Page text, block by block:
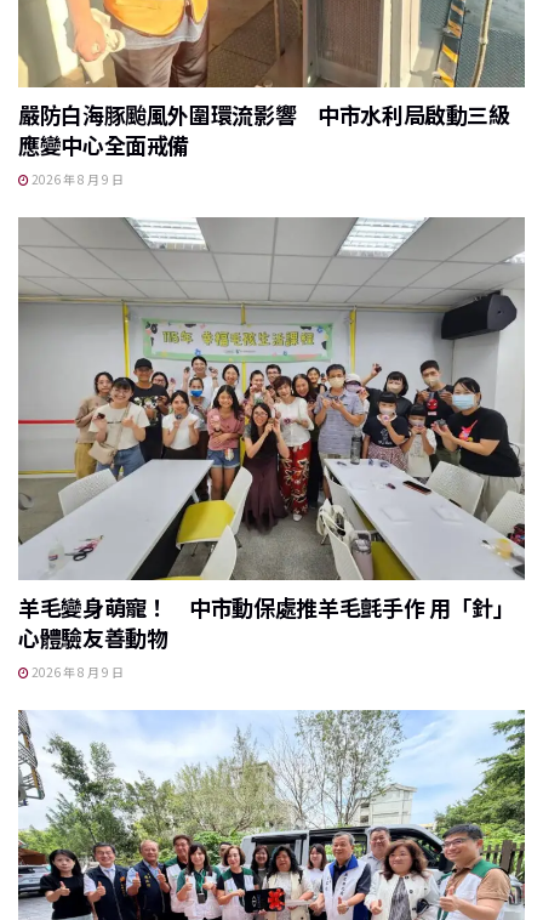
嚴防白海豚颱風外圍環流影響 中市水利局啟動三級
應變中心全面戒備
2026 年 8 月 9 日
羊毛變身萌寵！ 中市動保處推羊毛氈手作 用「針」
心體驗友善動物
2026 年 8 月 9 日